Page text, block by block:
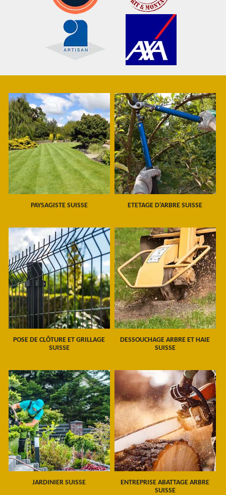
PAYSAGISTE SUISSE ETETAGE D'ARBRE SUISSE
POSE DE CLÔTURE ET GRILLAGE
SUISSE
DESSOUCHAGE ARBRE ET HAIE
SUISSE
JARDINIER SUISSE
ENTREPRISE ABATTAGE ARBRE
SUISSE